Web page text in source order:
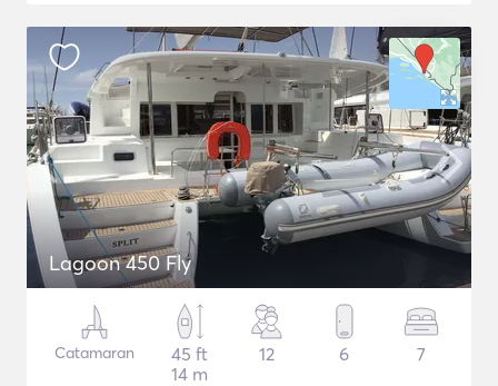
Lagoon 450 Fly
Catamaran
45 ft
14 m
12 6 7